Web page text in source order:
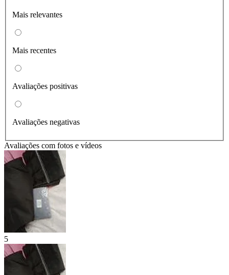
Mais relevantes
Mais recentes
Avaliações positivas
Avaliações negativas
Avaliações com fotos e vídeos
5